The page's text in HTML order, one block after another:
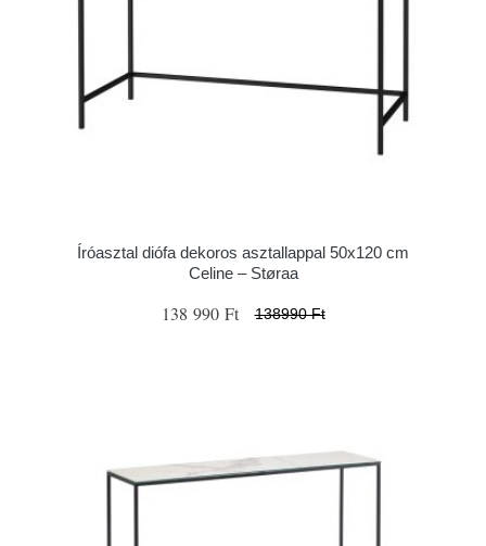
Íróasztal diófa dekoros asztallappal 50x120 cm
Celine – Støraa
138 990 Ft 138990 Ft